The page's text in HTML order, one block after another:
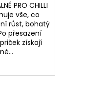
PRO CHILLI
vše, co
růst, bohatý
přesazení
získají